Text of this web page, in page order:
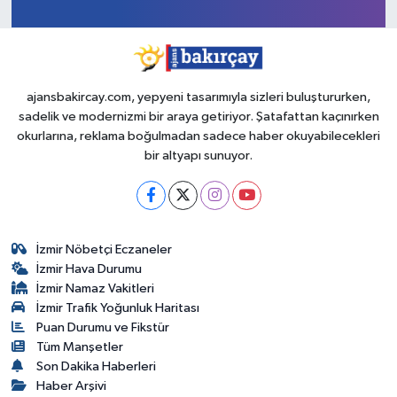
ajansbakircay.com, yepyeni tasarımıyla sizleri buluştururken,
sadelik ve modernizmi bir araya getiriyor. Şatafattan kaçınırken
okurlarına, reklama boğulmadan sadece haber okuyabilecekleri
bir altyapı sunuyor.
İzmir Nöbetçi Eczaneler
İzmir Hava Durumu
İzmir Namaz Vakitleri
İzmir Trafik Yoğunluk Haritası
Puan Durumu ve Fikstür
Tüm Manşetler
Son Dakika Haberleri
Haber Arşivi